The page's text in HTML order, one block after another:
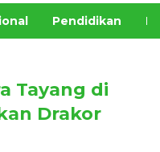
Pendidikan
Tayang di
Drakor